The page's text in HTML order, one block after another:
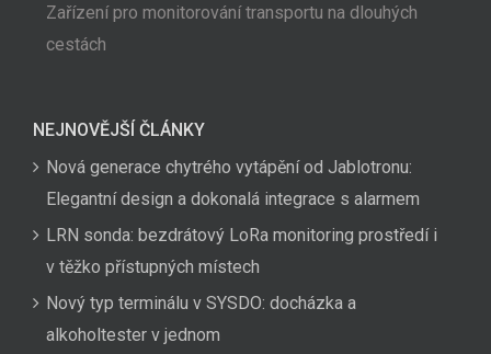
Zařízení pro monitorování transportu na dlouhých
cestách
NEJNOVĚJŠÍ ČLÁNKY
Nová generace chytrého vytápění od Jablotronu:
Elegantní design a dokonalá integrace s alarmem
LRN sonda: bezdrátový LoRa monitoring prostředí i
v těžko přístupných místech
Nový typ terminálu v SYSDO: docházka a
alkoholtester v jednom